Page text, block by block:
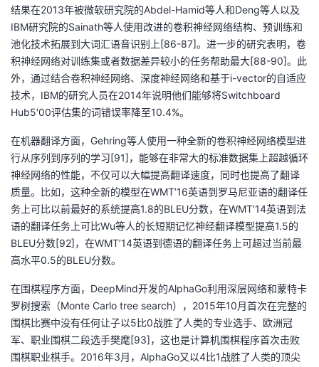
结果在2013年被微软研究院的Abdel-Hamid等人和Deng等人以及
IBM研究院的Sainath等人使用改进的卷积神经网络结构、预训练和
池化技术拓展到大词汇语音识别上[86-87]。进一步的研究表明，卷
积神经网络对训练集或者数据差异较小的任务帮助最大[88-90]。此
外，通过结合卷积神经网络、深度神经网络和基于i-vector的自适应
技术，IBM的研究人员在2014年说明他们能够将Switchboard
Hub5′00评估集的词错误率降至10.4%。
在机器翻译方面，Gehring等人使用一种全新的卷积神经网络模型进
行从序列到序列的学习[91]，能够在非常大的标准数据集上超越循环
神经网络的性能，不仅可以大幅提高翻译速度，同时也提高了翻译
质量。比如，这种全新的模型在WMT’16英语到罗马尼亚语的翻译任
务上可比以前最好的系统提高1.8的BLEU分数，在WMT’14英语到法
语的翻译任务上可比Wu等人的长短期记忆神经翻译模型提高1.5的
BLEU分数[92]，在WMT’14英语到德语的翻译任务上可超过当前最
高水平0.5的BLEU分数。
在围棋程序方面，DeepMind开发的AlphaGo利用深层网络和蒙特卡
罗树搜索（Monte Carlo tree search），2015年10月首次在完整的
围棋比赛中没有任何让子以5比0战胜了人类的专业选手、欧洲冠
军、职业围棋二段选手樊麾[93]，这也是计算机围棋程序首次击败
围棋职业棋手。2016年3月，AlphaGo又以4比1战胜了人类的顶尖